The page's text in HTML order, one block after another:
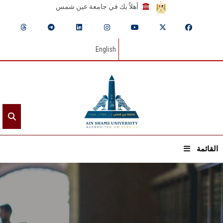
أهلاً بك في جامعة عين شمس
English
القائمة
الرئيسيـة
عن الجامعة